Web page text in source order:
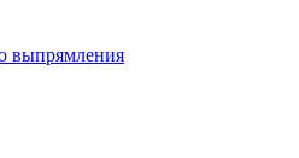
выпрямления